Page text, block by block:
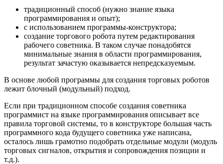
традиционный способ (нужно знание языка
программирования и опыт);
с использованием программы-конструктора;
создание торгового робота путем редактирования
рабочего советника. В таком случае понадобятся
минимальные знания в области программирования,
результат зачастую оказывается непредсказуемым.
В основе любой программы для создания торговых роботов
лежит блочный (модульный) подход.
Если при традиционном способе создания советника
программист на языке программирования описывает все
правила торговой системы, то в конструкторе большая часть
программного кода будущего советника уже написана,
осталось лишь грамотно подобрать отдельные модули (модуль
торговых сигналов, открытия и сопровождения позиции и
т.д.).